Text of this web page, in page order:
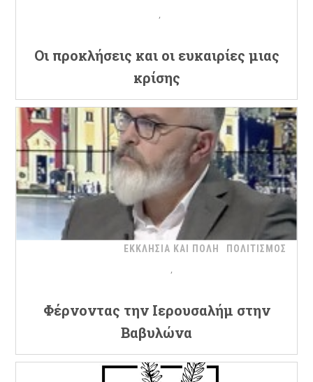
Oι προκλήσεις και οι ευκαιρίες μιας
κρίσης
ΕΚΚΛΗΣΙΑ ΚΑΙ ΠΟΛΗ ΠΟΛΙΤΙΣΜΟΣ
Φέρνοντας την Ιερουσαλήμ στην
Βαβυλώνα